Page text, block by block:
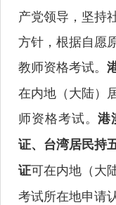
产党领导，坚持
方针，根据自愿
教师资格考试。
在内地（大陆）
师资格考试。港
证、台湾居民持
证可在内地（大
考试所在地申请